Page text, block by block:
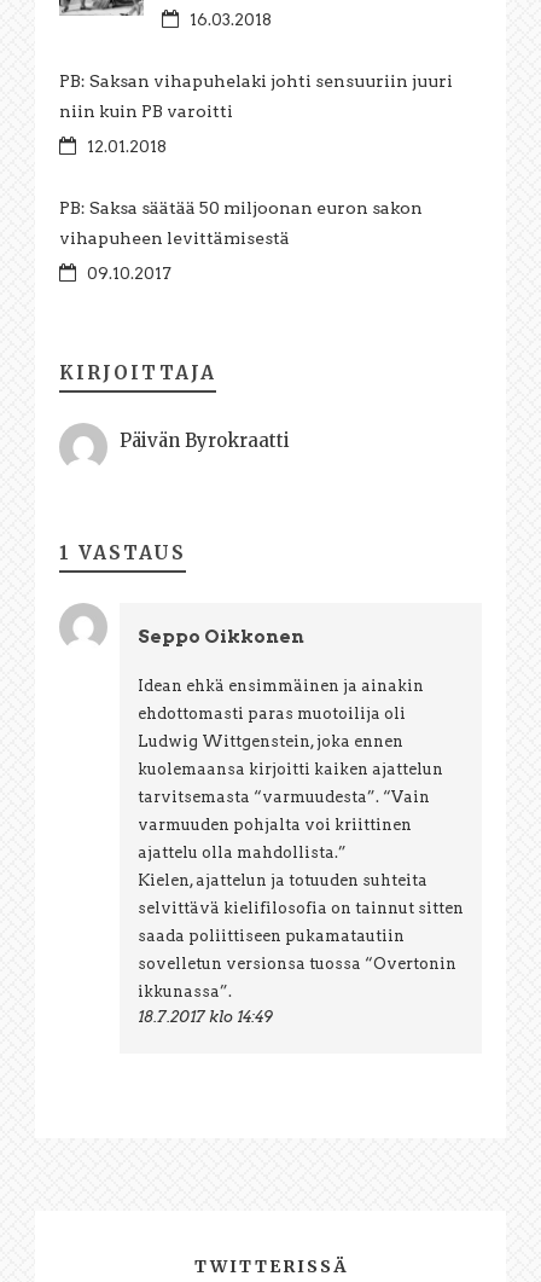
16.03.2018
PB: Saksan vihapuhelaki johti sensuuriin juuri
niin kuin PB varoitti
12.01.2018
PB: Saksa säätää 50 miljoonan euron sakon
vihapuheen levittämisestä
09.10.2017
KIRJOITTAJA
Päivän Byrokraatti
1 VASTAUS
Seppo Oikkonen
Idean ehkä ensimmäinen ja ainakin
ehdottomasti paras muotoilija oli
Ludwig Wittgenstein, joka ennen
kuolemaansa kirjoitti kaiken ajattelun
tarvitsemasta “varmuudesta”. “Vain
varmuuden pohjalta voi kriittinen
ajattelu olla mahdollista.”
Kielen, ajattelun ja totuuden suhteita
selvittävä kielifilosofia on tainnut sitten
saada poliittiseen pukamatautiin
sovelletun versionsa tuossa “Overtonin
ikkunassa”.
18.7.2017 klo 14:49
TWITTERISSÄ